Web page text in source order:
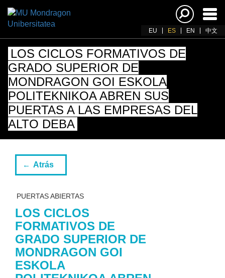
EU ES EN 中文
LOS CICLOS FORMATIVOS DE
GRADO SUPERIOR DE
MONDRAGON GOI ESKOLA
POLITEKNIKOA ABREN SUS
PUERTAS A LAS EMPRESAS DEL
ALTO DEBA
Atrás
PUERTAS ABIERTAS
LOS CICLOS
FORMATIVOS DE
GRADO SUPERIOR DE
MONDRAGON GOI
ESKOLA